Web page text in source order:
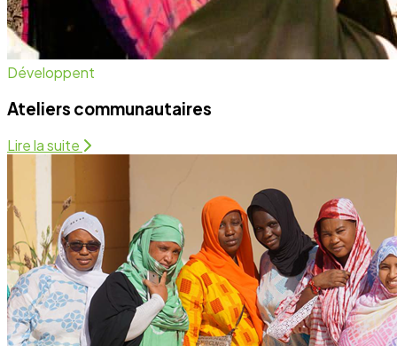
Santé
Campagne sanitaire